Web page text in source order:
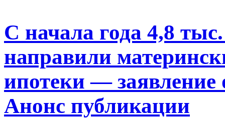
С начала года 4,8
направили
ипотеки —
Анонс публикации